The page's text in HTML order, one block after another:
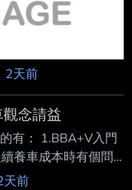
2天前
念請益
有： 1.BBA+V入門
養車成本時有個問
想請教各位前輩：
天前